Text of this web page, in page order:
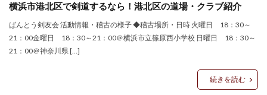
横浜市港北区で剣道するなら！港北区の道場・クラブ紹介
ばんとう剣友会 活動情報・稽古の様子 ◆稽古場所・日時 火曜日 18：30～
21：00金曜日 18：30～21：00＠横浜市立篠原西小学校 日曜日 18：30～
21：00＠神奈川県 […]
続きを読む